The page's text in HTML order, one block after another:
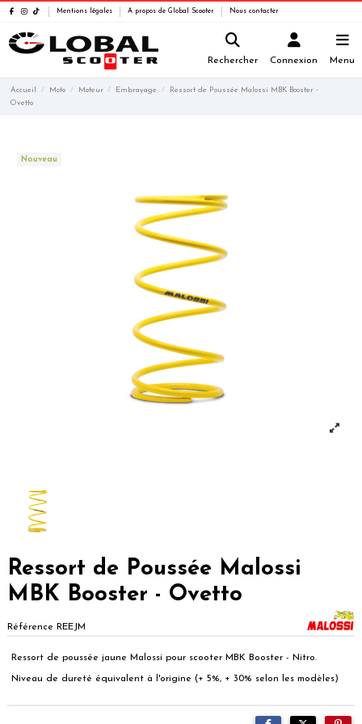
Mentions légales A propos de Global Scooter Nous contacter
Rechercher Connexion Menu
Accueil Moto Moteur Embrayage
Ressort de Poussée Malossi MBK Booster -
Ovetto
Nouveau
Ressort de Poussée Malossi
MBK Booster - Ovetto
Référence REEJM
Ressort de poussée jaune Malossi pour scooter MBK Booster - Nitro.
Niveau de dureté équivalent à l'origine (+ 5%, + 30% selon les modèles)